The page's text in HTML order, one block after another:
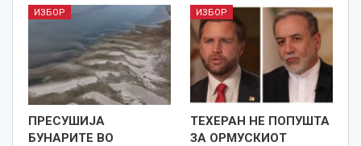
ИЗБОР
ПРЕСУШИЈА
БУНАРИТЕ ВО
ИЗБОР
ТЕХЕРАН НЕ ПОПУШТА
ЗА ОРМУСКИОТ